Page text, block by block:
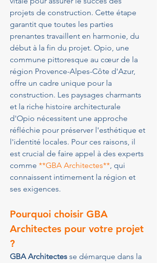
projets de construction. Cette étape
garantit que toutes les parties
prenantes travaillent en harmonie, du
début à la fin du projet. Opio, une
commune pittoresque au cœur de la
région Provence-Alpes-Côte d'Azur,
offre un cadre unique pour la
construction. Les paysages charmants
et la riche histoire architecturale
d'Opio nécessitent une approche
réfléchie pour préserver l'esthétique et
l'identité locales. Pour ces raisons, il
est crucial de faire appel à des experts
comme **GBA Architectes**, qui
connaissent intimement la région et
ses exigences.
Pourquoi choisir GBA
Architectes pour votre projet
?
GBA Architectes se démarque dans la